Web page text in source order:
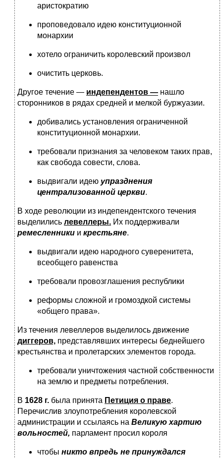
аристократию
проповедовало идею конституционной
монархии
хотело ограничить королевский произвол
очистить церковь.
Другое течение — индепендентов — нашло
сторонников в рядах средней и мелкой буржуазии.
добивались установления ограниченной
конституционной монархии.
требовали признания за человеком таких прав,
как свобода совести, слова.
выдвигали идею упразднения
централизованной церкви.
В ходе революции из индепендентского течения
выделились левеллеры. Их поддерживали
ремесленники и крестьяне.
выдвигали идею народного суверенитета,
всеобщего равенства
требовали провозглашения республики
реформы сложной и громоздкой системы
«общего права».
Из течения левеллеров выделилось движение
диггеров, представлявших интересы беднейшего
крестьянства и пролетарских элементов города.
требовали уничтожения частной собственности
на землю и предметы потребления.
В 1628 г. была принята Петиция о праве.
Перечислив злоупотребления королевской
администрации и ссылаясь на Великую хартию
вольностей, парламент просил короля
чтобы никто впредь не принуждался